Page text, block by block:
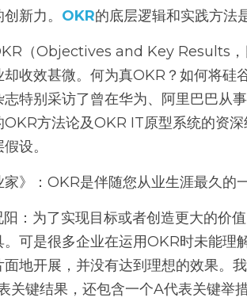
新力。 OKR的底层逻辑和实践方法
却收效甚微。何为真OKR？如何将硅
志特别采访了曾在华为、阿里巴巴从
OKR方法论及OKR IT原型系统的资
设。
家》：OKR是伴随您从业生涯最久
。可是很多企业在运用OKR时未能理
面地开展，并没有达到理想的效果。
关键结果，还包含一个A代表关键举